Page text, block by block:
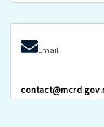
Email